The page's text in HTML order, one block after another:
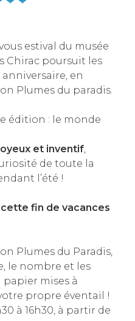
estival du musée
Chirac poursuit les
en
Plumes du paradis.
édition : le monde
et inventif
de toute la
l’été !
fin de vacances
Plumes du Paradis,
le nombre et les
mises à
propre éventail !
à 16h30, à partir de